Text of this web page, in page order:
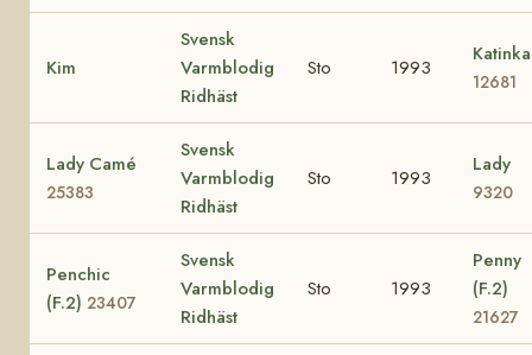
Kim
Svensk
Varmblodig
Ridhäst
Sto 1993
Katinka
12681
Lady Camé
25383
Svensk
Varmblodig
Ridhäst
Sto 1993
Lady
9320
Penchic
(F.2) 23407
Svensk
Varmblodig
Ridhäst
Sto 1993
Penny
(F.2)
21627